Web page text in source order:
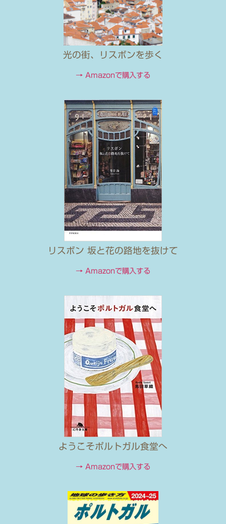
光の街、リスボンを歩く
→ Amazonで購入する
リスボン 坂と花の路地を抜けて
→ Amazonで購入する
ようこそポルトガル食堂へ
→ Amazonで購入する